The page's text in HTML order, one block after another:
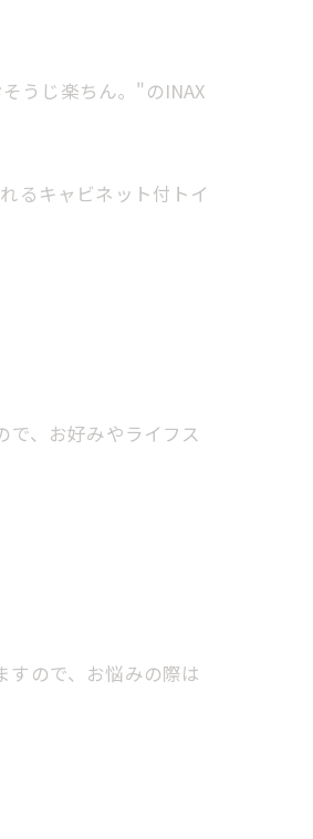
うじ楽ちん。"のINAX
るキャビネット付トイ
、お好みやライフス
ので、お悩みの際は